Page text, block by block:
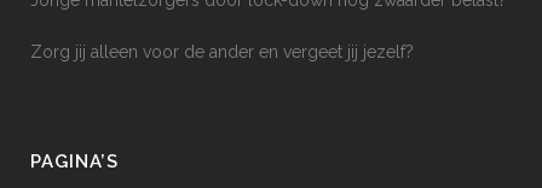
Zorg jij alleen voor de ander en vergeet jij jezelf?
PAGINA’S